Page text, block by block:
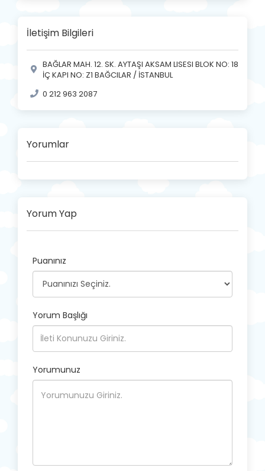
İletişim Bilgileri
BAĞLAR MAH. 12. SK. AYTAŞI AKSAM LISESI BLOK NO: 18
İÇ KAPI NO: Z1 BAĞCILAR / İSTANBUL
0 212 963 2087
Yorumlar
Yorum Yap
Puanınız
Yorum Başlığı
Yorumunuz